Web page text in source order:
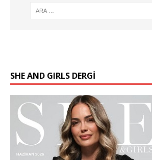
SHE AND GIRLS DERGİ